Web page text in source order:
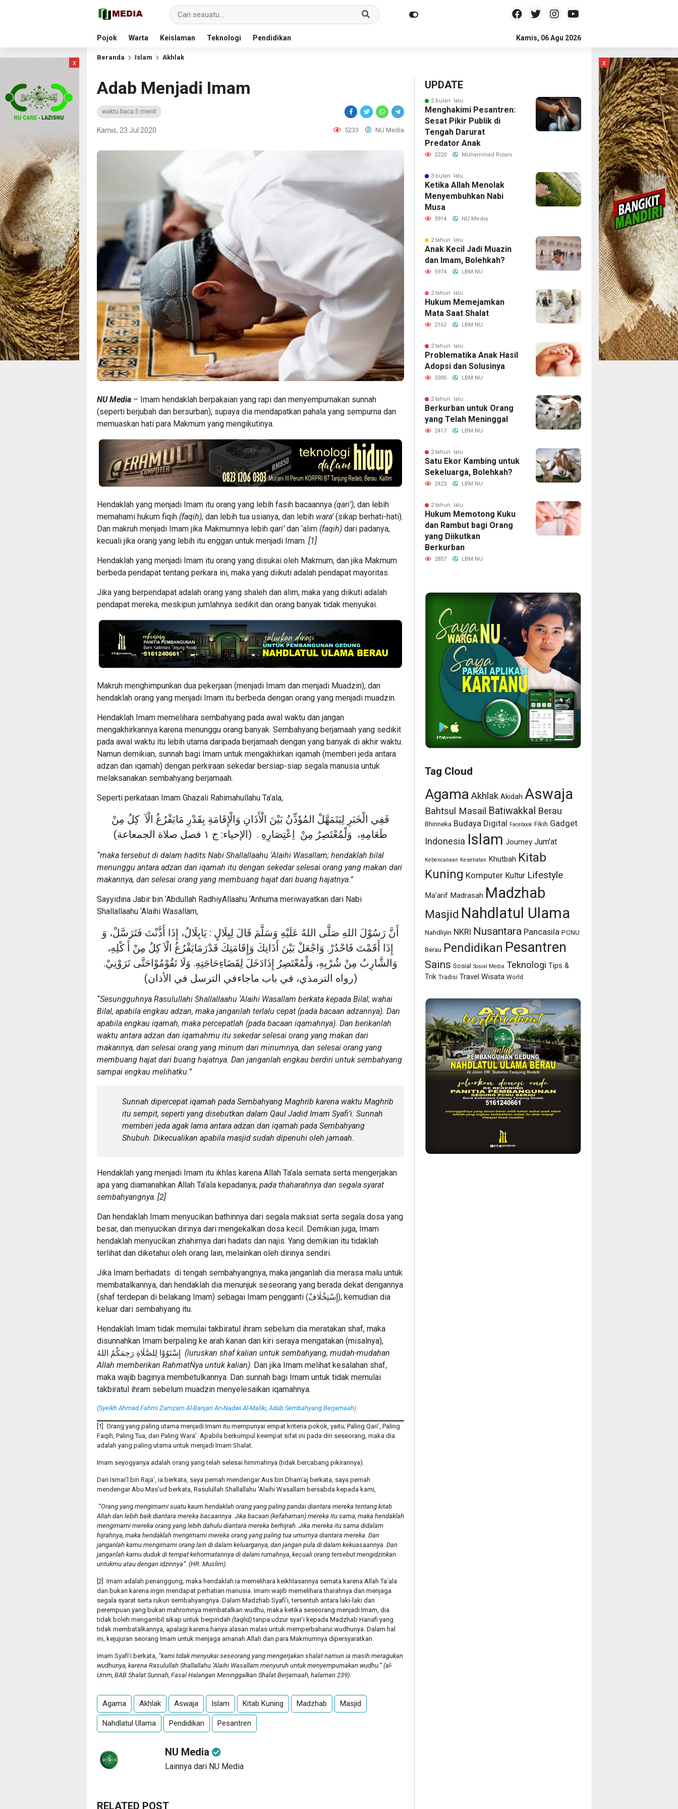
Pojok Warta Keislaman Teknologi Pendidikan Kamis, 06 Agu 2026
x
Beranda Islam Akhlak
Adab Menjadi Imam
waktu baca 5 menit
Kamis, 23 Jul 2020 5233 NU Media
NU Media – Imam hendaklah berpakaian yang rapi dan menyempurnakan sunnah
(seperti berjubah dan bersurban), supaya dia mendapatkan pahala yang sempurna dan
memuaskan hati para Makmum yang mengikutinya.
Hendaklah yang menjadi Imam itu orang yang lebih fasih bacaannya (qari’), dan lebih
memahami hukum fiqih (faqih), dan lebih tua usianya, dan lebih wara’(sikap berhati-hati).
Dan makruh menjadi Imam jika Makmumnya lebih qari’dan ‘alim (faqih) dari padanya,
kecuali jika orang yang lebih itu enggan untuk menjadi Imam. [1]
Hendaklah yang menjadi Imam itu orang yang disukai oleh Makmum, dan jika Makmum
berbeda pendapat tentang perkara ini, maka yang diikuti adalah pendapat mayoritas.
Jika yang berpendapat adalah orang yang shaleh dan alim, maka yang diikuti adalah
pendapat mereka, meskipun jumlahnya sedikit dan orang banyak tidak menyukai.
Makruh menghimpunkan dua pekerjaan (menjadi Imam dan menjadi Muadzin), dan
hendaklah orang yang menjadi Imam itu berbeda dengan orang yang menjadi muadzin.
Hendaklah Imam memelihara sembahyang pada awal waktu dan jangan
mengakhirkannya karena menunggu orang banyak. Sembahyang berjamaah yang sedikit
pada awal waktu itu lebih utama daripada berjamaah dengan yang banyak di akhir waktu.
Namun demikian, sunnah bagi Imam untuk mengakhirkan iqamah (memberi jeda antara
adzan dan iqamah) dengan perkiraan sekedar bersiap-siap segala manusia untuk
melaksanakan sembahyang berjamaah.
Seperti perkataan Imam Ghazali Rahimahullahu Ta’ala,
فَفِي الْخَبَرِ لِيَتَمَهَّلْ المُؤَذِّنُ بَيْنَ الْأَذَانِ وَالْإِقَامَةِ بِقَدْرِ مَايَفْرُغُ الْآ كِلُ مِنْ
طَعَامِهِ، وَلْمُعْتَصِرُ مِنْ اِعْتِصَارِهِ . (الإحياء: ج ١ فصل صلاة الجمعاعة)
“maka tersebut di dalam hadits Nabi Shallallaahu ‘Alaihi Wasallam; hendaklah bilal
menunggu antara adzan dan iqamah itu dengan sekedar selesai orang yang makan dari
makannya, dan selesai orang yang membuang hajat dari buang hajatnya.”
Sayyidina Jabir bin ‘Abdullah RadhiyAllaahu ‘Anhuma meriwayatkan dari Nabi
Shallallaahu ‘Alaihi Wasallam,
أَنَّ رَسُوْلَ اللهِ صَلَّى اللهُ عَلَيْهِ وَسَلَّمَ قَالَ لِبِلَالٍ : يَابِلَالُ، إِذَا أَذَّنْتَ فَتَرَسَّلْ، وَ
إِذَا أَقَمْتَ فَاحْدُرْ. وَاجْعَلْ بَيْنَ أَذَانِكَ وَإِقَامَتِكَ قَدْرَمَايَفْرُغُ الْاَ كِلُ مِنْ أَ كْلِهِ،
وَالشَّارِبُ مِنْ شُرْبِهِ، وَلْمُعْتَصِرُ إِذَادَخَلَ لِقَضَاءِحَاجَتِهِ. وَلَا تَقُوْمُوْاحَتَّى تَرَوْنِيْ.
(رواه الترمذي، في باب ماجاءفي الترسل في الأذان)
“Sesungguhnya Rasulullahi Shallallaahu ‘Alaihi Wasallam berkata kepada Bilal; wahai
Bilal, apabila engkau adzan, maka janganlah terlalu cepat (pada bacaan adzannya). Dan
apabila engkau iqamah, maka percepatlah (pada bacaan iqamahnya). Dan berikanlah
waktu antara adzan dan iqamahmu itu sekedar selesai orang yang makan dari
makannya, dan selesai orang yang minum dari minumnya, dan selesai orang yang
membuang hajat dari buang hajatnya. Dan janganlah engkau berdiri untuk sembahyang
sampai engkau melihatku.”
Sunnah dipercepat iqamah pada Sembahyang Maghrib karena waktu Maghrib
itu sempit, seperti yang disebutkan dalam Qaul Jadid Imam Syafi’i. Sunnah
memberi jeda agak lama antara adzan dan iqamah pada Sembahyang
Shubuh. Dikecualikan apabila masjid sudah dipenuhi oleh jamaah.
Hendaklah yang menjadi Imam itu ikhlas karena Allah Ta’ala semata serta mengerjakan
apa yang diamanahkan Allah Ta’ala kepadanya; pada thaharahnya dan segala syarat
sembahyangnya. [2]
Dan hendaklah Imam menyucikan bathinnya dari segala maksiat serta segala dosa yang
besar, dan menyucikan dirinya dari mengekalkan dosa kecil. Demikian juga, Imam
hendaklah menyucikan zhahirnya dari hadats dan najis. Yang demikian itu tidaklah
terlihat dan diketahui oleh orang lain, melainkan oleh dirinya sendiri.
Jika Imam berhadats di tengah sembahyangnya, maka janganlah dia merasa malu untuk
membatalkannya, dan hendaklah dia menunjuk seseorang yang berada dekat dengannya
(shaf terdepan di belakang Imam) sebagai Imam pengganti (إِسْتِخْلَافْ), kemudian dia
keluar dari sembahyang itu.
Hendaklah Imam tidak memulai takbiratul ihram sebelum dia meratakan shaf, maka
disunnahkan Imam berpaling ke arah kanan dan kiri seraya mengatakan (misalnya),
(luruskan shaf kalian untuk sembahyang, mudah-mudahan
Allah memberikan RahmatNya untuk kalian). Dan jika Imam melihat kesalahan shaf,
maka wajib baginya membetulkannya. Dan sunnah bagi Imam untuk tidak memulai
takbiratul ihram sebelum muadzin menyelesaikan iqamahnya.
(Syeikh Ahmad Fahmi Zamzam Al-Banjari An-Nadwi Al-Maliki, Adab Sembahyang Berjamaah)
[1] Orang yang paling utama menjadi Imam itu mempunyai empat kriteria pokok, yaitu; Paling Qari’, Paling
Faqih, Paling Tua, dan Paling Wara’. Apabila berkumpul keempat sifat ini pada diri seseorang, maka dia
adalah yang paling utama untuk menjadi Imam Shalat.
Imam seyogyanya adalah orang yang telah selesai himmahnya (tidak bercabang pikirannya).
Dari Ismai’l bin Raja’, ia berkata, saya pernah mendengar Aus bin Dham’aj berkata, saya pernah
mendengar Abu Mas’ud berkata, Rasulullah Shallallahu ‘Alaihi Wasallam bersabda kepada kami,
“Orang yang mengimami suatu kaum hendaklah orang yang paling pandai diantara mereka tentang kitab
Allah dan lebih baik diantara mereka bacaannya. Jika bacaan (kefahaman) mereka itu sama, maka hendaklah
mengimami mereka orang yang lebih dahulu diantara mereka berhijrah. Jika mereka itu sama didalam
hijrahnya, maka hendaklah mengimami mereka orang yang paling tua umurnya diantara mereka. Dan
janganlah kamu mengimami orang lain di dalam keluarganya, dan jangan pula di dalam kekuasaannya. Dan
janganlah kamu duduk di tempat kehormatannya di dalam rumahnya, kecuali orang tersebut mengidzinkan
untukmu atau dengan idzinnya”. (HR. Muslim).
[2] Imam adalah penanggung, maka hendaklah ia memelihara keikhlasannya semata karena Allah Ta’ala
dan bukan karena ingin mendapat perhatian manusia. Imam wajib memelihara tharahnya dan menjaga
segala syarat serta rukun sembahyangnya. Dalam Madzhab Syafi’i, tersentuh antara laki-laki dan
perempuan yang bukan mahromnya membatalkan wudhu, maka ketika seseorang menjadi Imam, dia
tidak boleh mengambil sikap untuk berpindah (taqlid)tanpa udzur syar’i kepada Madzhab Hanafi yang
tidak membatalkannya, apalagi karena hanya alasan malas untuk memperbaharui wudhunya. Dalam hal
ini, kejujuran seorang Imam untuk menjaga amanah Allah dan para Makmumnya dipersyaratkan.
Imam Syafi’i berkata, “kami tidak menyukai seseorang yang mengerjakan shalat namun ia masih meragukan
wudhunya, karena Rasulullah Shallallahu ‘Alaihi Wasallam menyuruh untuk menyempurnakan wudhu.” (al-
Umm, BAB Shalat Sunnah, Fasal Halangan Meninggalkan Shalat Berjamaah, halaman 239).
Agama Akhlak Aswaja Islam Kitab Kuning Madzhab Masjid
Nahdlatul Ulama Pendidikan Pesantren
NU Media
Lainnya dari NU Media
RELATED POST
UPDATE
2 bulan lalu
Menghakimi Pesantren:
Sesat Pikir Publik di
Tengah Darurat
Predator Anak
2220 Muhammad Rizani
3 bulan lalu
Ketika Allah Menolak
Menyembuhkan Nabi
Musa
3914 NU Media
2 tahun lalu
Anak Kecil Jadi Muazin
dan Imam, Bolehkah?
5974 LBM NU
2 tahun lalu
Hukum Memejamkan
Mata Saat Shalat
2162 LBM NU
2 tahun lalu
Problematika Anak Hasil
Adopsi dan Solusinya
3300 LBM NU
2 tahun lalu
Berkurban untuk Orang
yang Telah Meninggal
2417 LBM NU
2 tahun lalu
Satu Ekor Kambing untuk
Sekeluarga, Bolehkah?
2423 LBM NU
2 tahun lalu
Hukum Memotong Kuku
dan Rambut bagi Orang
yang Diikutkan
Berkurban
2857 LBM NU
Tag Cloud
Agama Akhlak Akidah Aswaja
Bahtsul Masail Batiwakkal Berau
Bhinneka Budaya Digital Facebook Fikih Gadget
Indonesia Islam Journey Jum'at
Kebencanaan Kesehatan Khutbah Kitab
Kuning Komputer Kultur Lifestyle
Ma'arif Madrasah Madzhab
Masjid Nahdlatul Ulama
Nahdliyin NKRI Nusantara Pancasila PCNU
Berau Pendidikan Pesantren
Sains Sosial Sosial Media Teknologi Tips &
Trik Tradisi Travel Wisata World
x